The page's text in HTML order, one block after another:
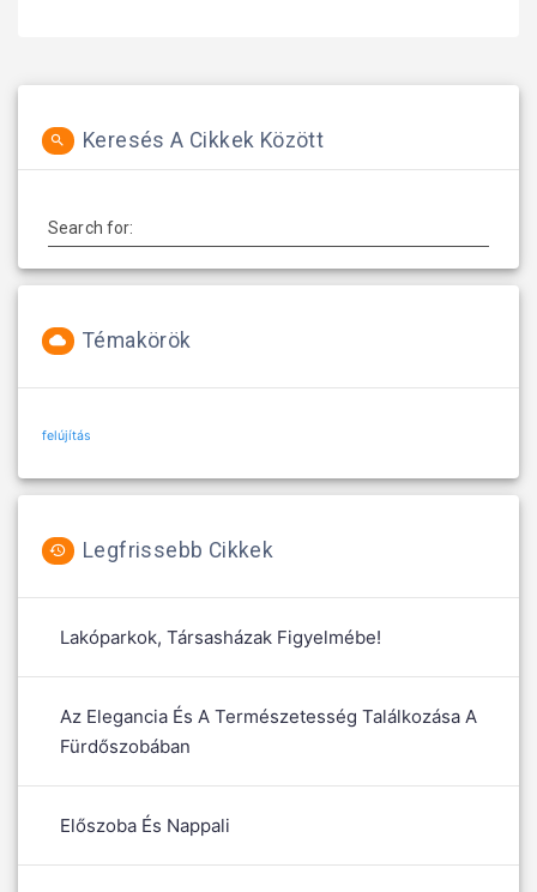
Keresés A Cikkek Között
Search for:
Témakörök
felújítás
Legfrissebb Cikkek
Lakóparkok, Társasházak Figyelmébe!
Az Elegancia És A Természetesség Találkozása A
Fürdőszobában
Előszoba És Nappali